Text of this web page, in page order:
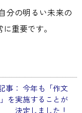
分の明るい未来の
重要です。
事： 今年も「作文
を実施することが
決定しました！